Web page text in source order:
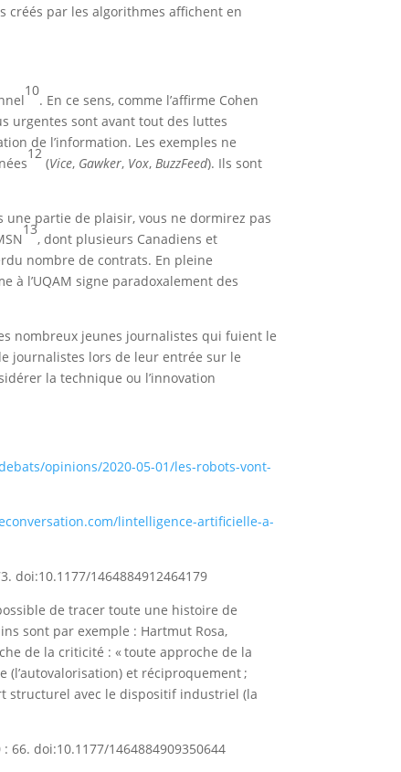
créés par les algorithmes affichent en
10
. En ce sens, comme l’affirme Cohen
urgentes sont avant tout des luttes
de l’information. Les exemples ne
12
(Vice, Gawker, Vox, BuzzFeed). Ils sont
une partie de plaisir, vous ne dormirez pas
13
, dont plusieurs Canadiens et
nombre de contrats. En pleine
à l’UQAM signe paradoxalement des
nombreux jeunes journalistes qui fuient le
journalistes lors de leur entrée sur le
la technique ou l’innovation
opinions/2020-05-01/les-robots-vont-
lintelligence-artificielle-a-
doi:10.1177/1464884912464179
de tracer toute une histoire de
sont par exemple : Hartmut Rosa,
de la criticité : « toute approche de la
(l’autovalorisation) et réciproquement ;
structurel avec le dispositif industriel (la
: 66. doi:10.1177/1464884909350644